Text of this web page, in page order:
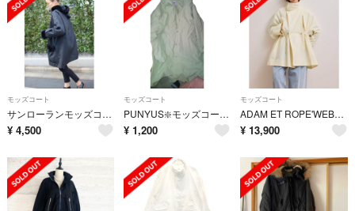
モッズコート
サンローランモッズコート
¥ 4,500
モッズコート
PUNYUS❇️モッズコート☆☆サイズ3☆L
¥ 1,200
モッズコート
ADAM ET ROPE'WEB限定サステナブルスタンドカラーハーフモッズコート
¥ 13,900